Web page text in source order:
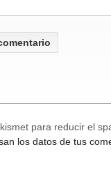
para reducir el
los datos de tus